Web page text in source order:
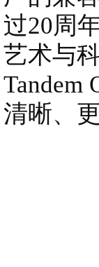
过20周
艺术与
Tandem
清晰、